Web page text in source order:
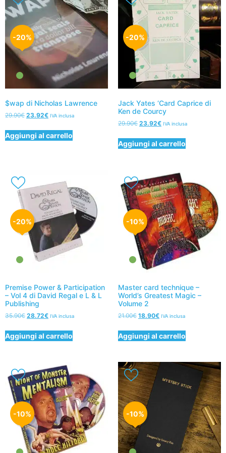
-20%
$wap di Nicholas Lawrence
29.90€ 23.92€ IVA inclusa
Aggiungi al carrello
-20%
Jack Yates ‘Card Caprice di
Ken de Courcy
29.90€ 23.92€ IVA inclusa
Aggiungi al carrello
-20%
Premise Power & Participation
– Vol 4 di David Regal e L & L
Publishing
35.90€ 28.72€ IVA inclusa
Aggiungi al carrello
-10%
Master card technique –
World’s Greatest Magic –
Volume 2
21.00€ 18.90€ IVA inclusa
Aggiungi al carrello
-10% -10%